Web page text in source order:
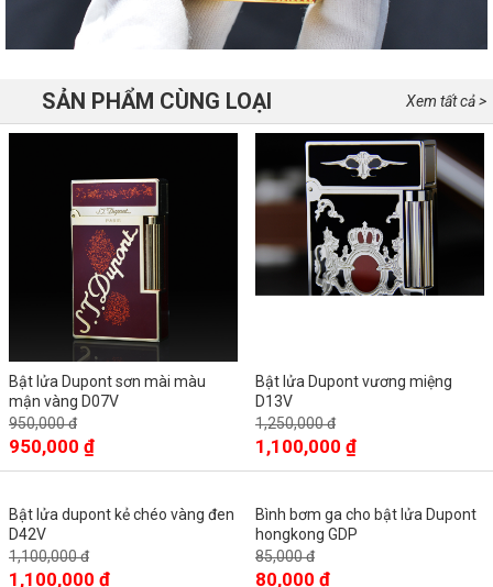
Xem tất cả >
SẢN PHẨM CÙNG LOẠI
Bật lửa Dupont sơn mài màu
mận vàng D07V
950,000 đ
950,000 ₫
Bật lửa Dupont vương miệng
D13V
1,250,000 đ
1,100,000 ₫
Bật lửa dupont kẻ chéo vàng đen
D42V
1,100,000 đ
1,100,000 ₫
Bình bơm ga cho bật lửa Dupont
hongkong GDP
85,000 đ
80,000 ₫